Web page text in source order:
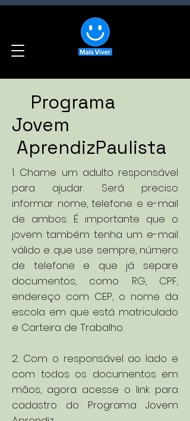
Programa
Jovem
AprendizPaulista
1. Chame um adulto responsável
para ajudar. Será preciso
informar nome, telefone e e-mail
de ambos. É importante que o
jovem também tenha um e-mail
válido e que use sempre, número
de telefone e que já separe
documentos, como RG, CPF,
endereço com CEP, o nome da
escola em que está matriculado
e Carteira de Trabalho.
2. Com o responsável ao lado e
com todos os documentos em
mãos, agora acesse o link para
cadastro do Programa Jovem